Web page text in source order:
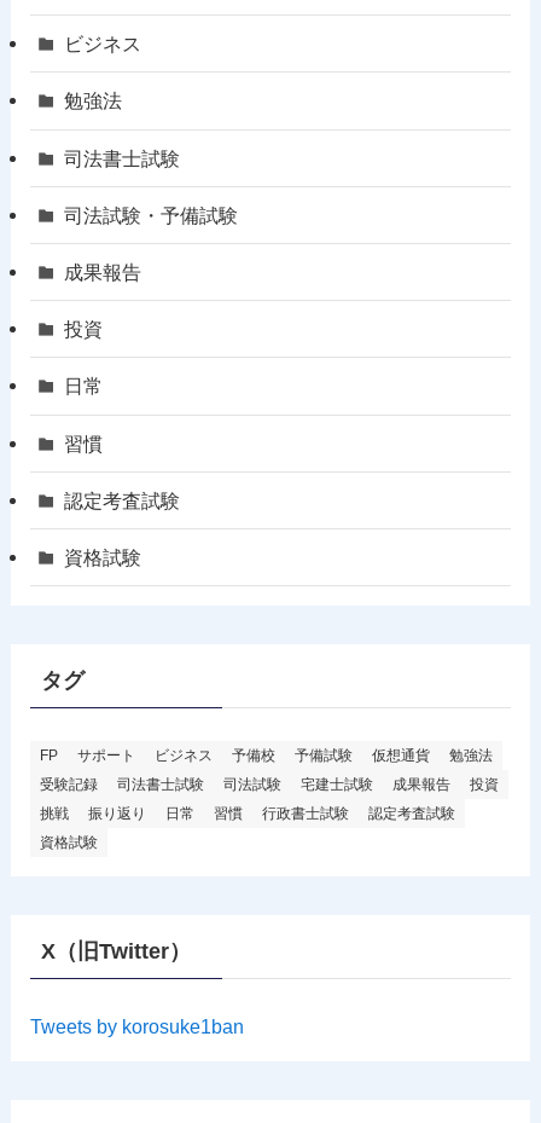
ビジネス
勉強法
司法書士試験
司法試験・予備試験
成果報告
投資
日常
習慣
認定考査試験
資格試験
タグ
FP サポート ビジネス 予備校 予備試験 仮想通貨
勉強法
受験記録
司法書士試験 司法試験 宅建士試験 成果報告
投資
挑戦
振り返り 日常 習慣 行政書士試験
認定考査試験
資格試験
X（旧Twitter）
Tweets by korosuke1ban